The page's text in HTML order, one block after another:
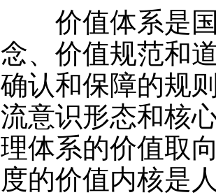
价值体系是国
念、价值规范和
确认和保障的规
流意识形态和核
理体系的价值取
度的价值内核是